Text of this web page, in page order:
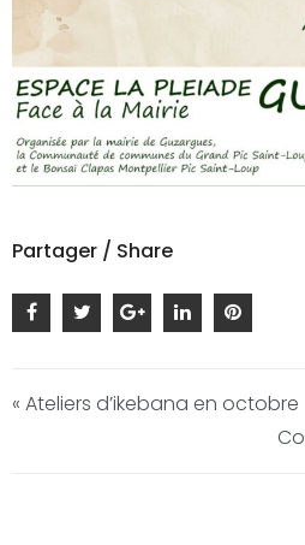
Partager / Share
« Ateliers d’ikebana en octobre